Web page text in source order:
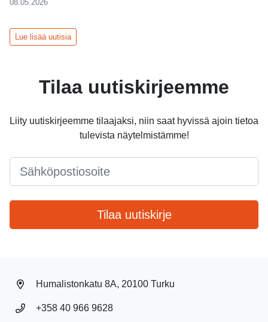
08.05.2026
Lue lisää uutisia
Tilaa uutiskirjeemme
Liity uutiskirjeemme tilaajaksi, niin saat hyvissä ajoin tietoa
tulevista näytelmistämme!
Tilaa uutiskirje
Humalistonkatu 8A, 20100 Turku
+358 40 966 9628